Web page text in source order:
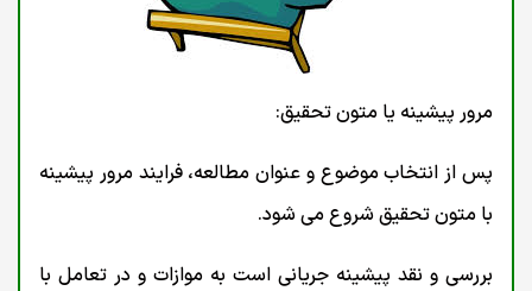
مرور پیشینه یا متون تحقیق:
پس از انتخاب موضوع و عنوان مطالعه، فرایند مرور پیشینه
با متون تحقیق شروع می شود.
بررسی و نقد پیشینه جریانی است به موازات و در تعامل با